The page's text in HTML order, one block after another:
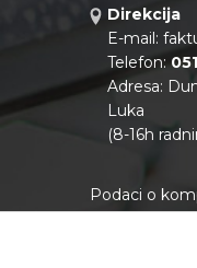
Direkcija
E-mail:
Telefon:
Adresa:
Luka
(8-16h
Podaci o
Matični broj: